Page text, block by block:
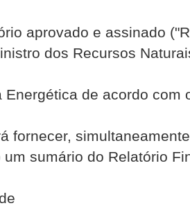
aprovado e assinado
dos Recursos
Energética de acordo com
fornecer,
sumário do Relatório